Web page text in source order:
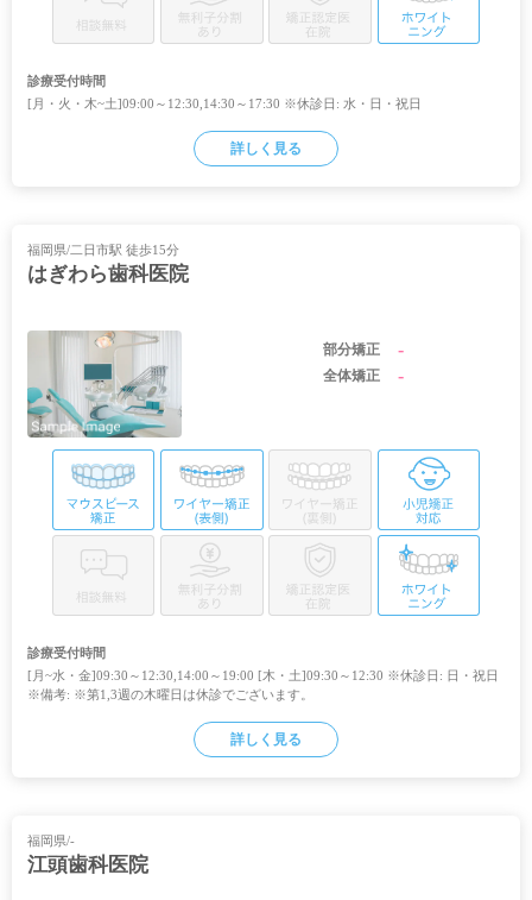
診療受付時間
[月・火・木~土]09:00～12:30,14:30～17:30 ※休診日: 水・日・祝日
詳しく見る
福岡県/二日市駅 徒歩15分
はぎわら歯科医院
部分矯正 -
全体矯正 -
診療受付時間
[月~水・金]09:30～12:30,14:00～19:00 [木・土]09:30～12:30 ※休診日: 日・祝日
※備考: ※第1,3週の木曜日は休診でございます。
詳しく見る
福岡県/-
江頭歯科医院